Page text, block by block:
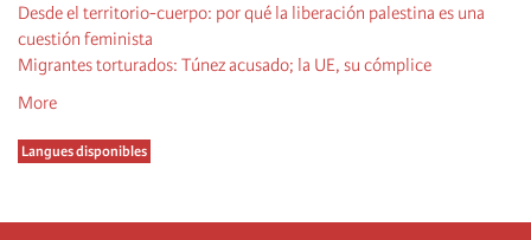
Desde el territorio-cuerpo: por qué la liberación palestina es una
cuestión feminista
Migrantes torturados: Túnez acusado; la UE, su cómplice
More
Langues disponibles